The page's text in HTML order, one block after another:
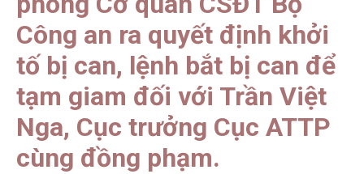
Công an ra quyết định khởi
tố bị can, lệnh bắt bị can để
tạm giam đối với Trần Việt
Nga, Cục trưởng Cục ATTP
cùng đồng phạm.